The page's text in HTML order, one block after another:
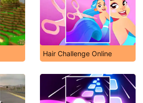
Hair Challenge Online